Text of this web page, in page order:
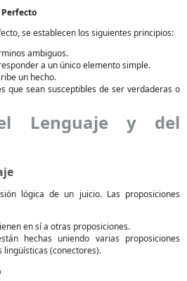
se establecen los siguientes principios:
ambiguos.
a un único elemento simple.
un hecho.
que sean susceptibles de ser verdaderas o
Lenguaje y del
lógica de un juicio. Las proposiciones
en sí a otras proposiciones.
hechas uniendo varias proposiciones
lingüísticas (conectores).